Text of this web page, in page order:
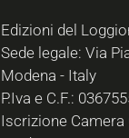
Edizioni del
Sede legale: Via
Modena - Italy
P.Iva e C.F.:
Iscrizione